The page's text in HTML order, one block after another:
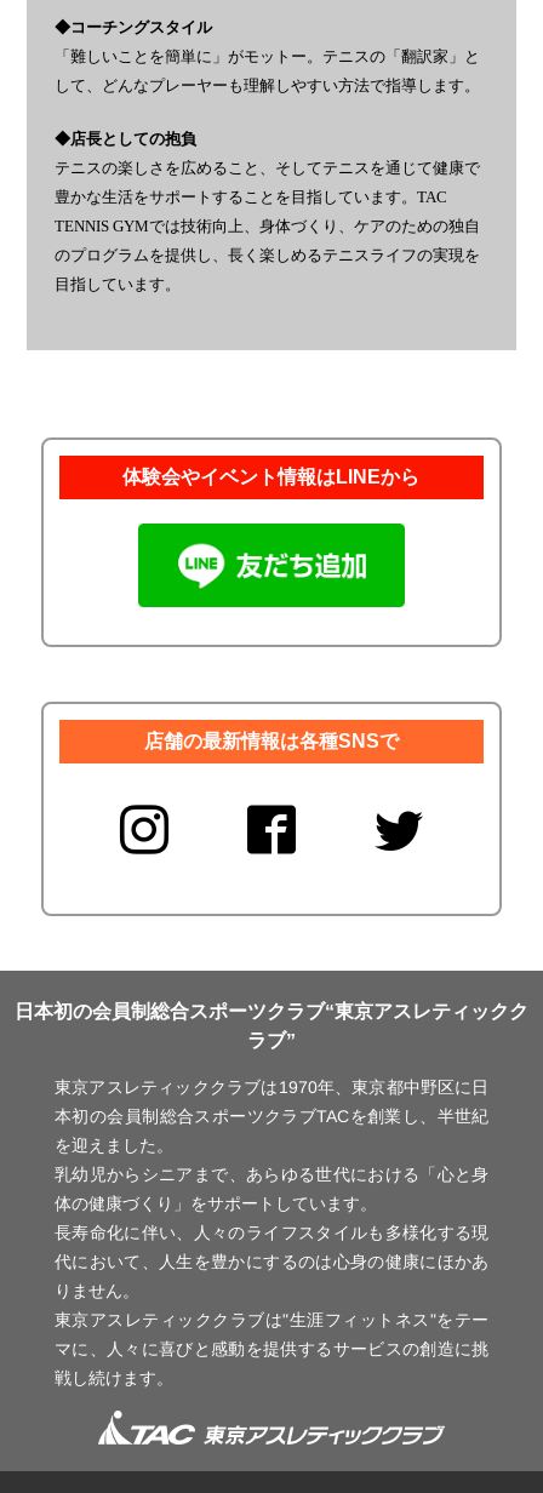
◆コーチングスタイル
「難しいことを簡単に」がモットー。テニスの「翻訳家」と
して、どんなプレーヤーも理解しやすい方法で指導します。
◆店長としての抱負
テニスの楽しさを広めること、そしてテニスを通じて健康で
豊かな生活をサポートすることを目指しています。TAC
TENNIS GYMでは技術向上、身体づくり、ケアのための独自
のプログラムを提供し、長く楽しめるテニスライフの実現を
目指しています。
体験会やイベント情報はLINEから
店舗の最新情報は各種SNSで
日本初の会員制総合スポーツクラブ“東京アスレティックク
ラブ”
東京アスレティッククラブは1970年、東京都中野区に日
本初の会員制総合スポーツクラブTACを創業し、半世紀
を迎えました。
乳幼児からシニアまで、あらゆる世代における「心と身
体の健康づくり」をサポートしています。
長寿命化に伴い、人々のライフスタイルも多様化する現
代において、人生を豊かにするのは心身の健康にほかあ
りません。
東京アスレティッククラブは"生涯フィットネス"をテー
マに、人々に喜びと感動を提供するサービスの創造に挑
戦し続けます。